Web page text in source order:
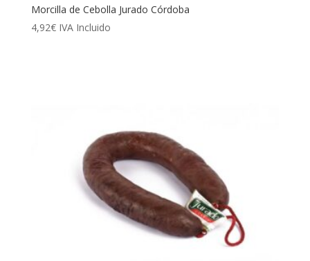
Morcilla de Cebolla Jurado Córdoba
4,92€ IVA Incluido